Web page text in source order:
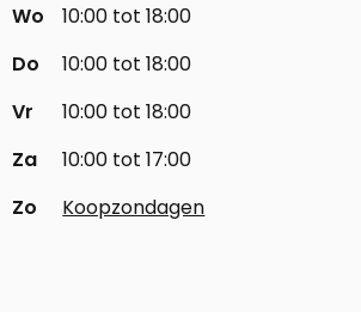
Wo
10:00 tot 18:00
Do
10:00 tot 18:00
Vr
10:00 tot 18:00
Za
10:00 tot 17:00
Zo
Koopzondagen